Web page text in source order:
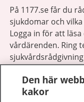
På 1177.se får du
sjukdomar och
Logga in för att
vårdärenden. Ring
1177 ger dig råd
Den här
kakor